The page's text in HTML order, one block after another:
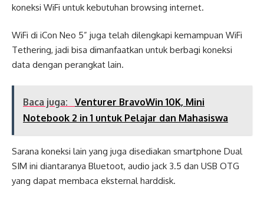
koneksi WiFi untuk kebutuhan browsing internet.
WiFi di iCon Neo 5” juga telah dilengkapi kemampuan WiFi
Tethering, jadi bisa dimanfaatkan untuk berbagi koneksi
data dengan perangkat lain.
Baca juga:
Venturer BravoWin 10K, Mini
Notebook 2 in 1 untuk Pelajar dan Mahasiswa
Sarana koneksi lain yang juga disediakan smartphone Dual
SIM ini diantaranya Bluetoot, audio jack 3.5 dan USB OTG
yang dapat membaca eksternal harddisk.